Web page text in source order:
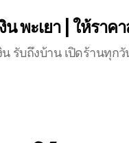
น พะเยา | ให้ราค
รับถึงบ้าน เปิดร้านทุก